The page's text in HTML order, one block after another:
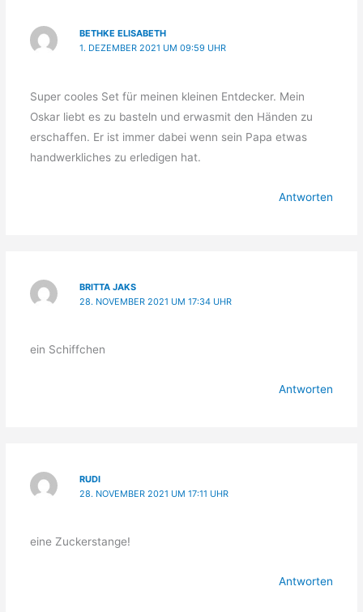
BETHKE ELISABETH
1. DEZEMBER 2021 UM 09:59 UHR
Super cooles Set für meinen kleinen Entdecker. Mein
Oskar liebt es zu basteln und erwasmit den Händen zu
erschaffen. Er ist immer dabei wenn sein Papa etwas
handwerkliches zu erledigen hat.
Antworten
BRITTA JAKS
28. NOVEMBER 2021 UM 17:34 UHR
ein Schiffchen
Antworten
RUDI
28. NOVEMBER 2021 UM 17:11 UHR
eine Zuckerstange!
Antworten